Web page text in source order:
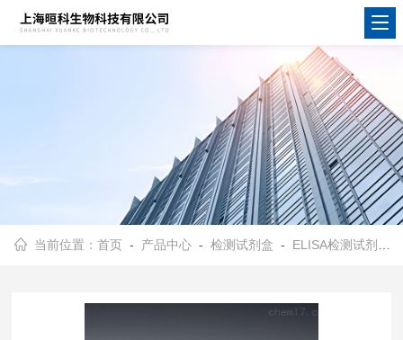
当前位置：首页 - 产品中心 -检测试剂盒 - ELISA检测试剂盒